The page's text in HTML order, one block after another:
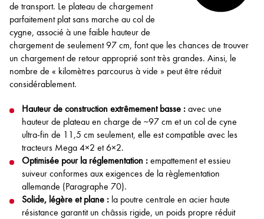
de transport. Le plateau de chargement
parfaitement plat sans marche au col de
cygne, associé à une faible hauteur de
chargement de seulement 97 cm, font que les chances de trouver
un chargement de retour approprié sont très grandes. Ainsi, le
nombre de « kilomètres parcourus à vide » peut être réduit
considérablement.
Hauteur de construction extrêmement basse :avec une
hauteur de plateau en charge de ~97 cm et un col de cyne
ultra-fin de 11,5 cm seulement, elle est compatible avec les
tracteurs Mega 4×2 et 6×2.
Optimisée pour la réglementation :empattement et essieu
suiveur conformes aux exigences de la règlementation
allemande (Paragraphe 70).
Solide, légère et plane :la poutre centrale en acier haute
résistance garantit un châssis rigide, un poids propre réduit